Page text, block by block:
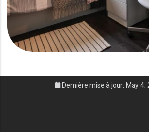
Dernière mise à jour: May 4,